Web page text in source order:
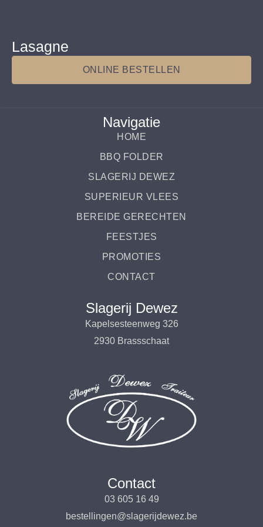
Lasagne
ONLINE BESTELLEN
Navigatie
HOME
BBQ FOLDER
SLAGERIJ DEWEZ
SUPERIEUR VLEES
BEREIDE GERECHTEN
FEESTJES
PROMOTIES
CONTACT
Slagerij Dewez
Kapelsesteenweg 326
2930 Brassschaat
Contact
03 605 16 49
bestellingen@slagerijdewez.be